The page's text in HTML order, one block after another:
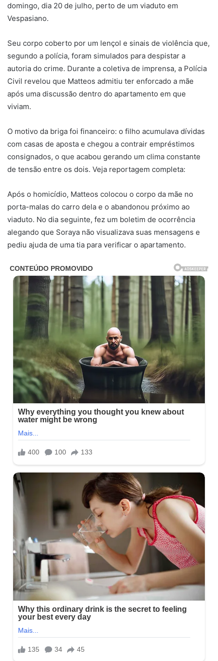
domingo, dia 20 de julho, perto de um viaduto em
Vespasiano.
Seu corpo coberto por um lençol e sinais de violência que,
segundo a polícia, foram simulados para despistar a
autoria do crime. Durante a coletiva de imprensa, a Polícia
Civil revelou que Matteos admitiu ter enforcado a mãe
após uma discussão dentro do apartamento em que
viviam.
O motivo da briga foi financeiro: o filho acumulava dívidas
com casas de aposta e chegou a contrair empréstimos
consignados, o que acabou gerando um clima constante
de tensão entre os dois. Veja reportagem completa:
Após o homicídio, Matteos colocou o corpo da mãe no
porta-malas do carro dela e o abandonou próximo ao
viaduto. No dia seguinte, fez um boletim de ocorrência
alegando que Soraya não visualizava suas mensagens e
pediu ajuda de uma tia para verificar o apartamento.